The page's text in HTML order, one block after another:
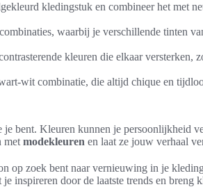
kledingstuk en combineer het met
waarbij je verschillende tinten
kleuren die elkaar versterken,
wit combinatie, die altijd chique en
je bent. Kleuren kunnen je persoonlijkheid
met modekleuren en laat ze jouw verhaal
op zoek bent naar vernieuwing in je
inspireren door de laatste trends en breng